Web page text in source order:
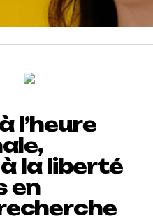
l’heure
la liberté
en